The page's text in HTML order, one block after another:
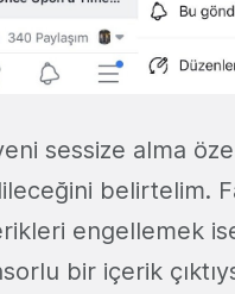
sessize alma
belirtelim.
engellemek
bir içerik